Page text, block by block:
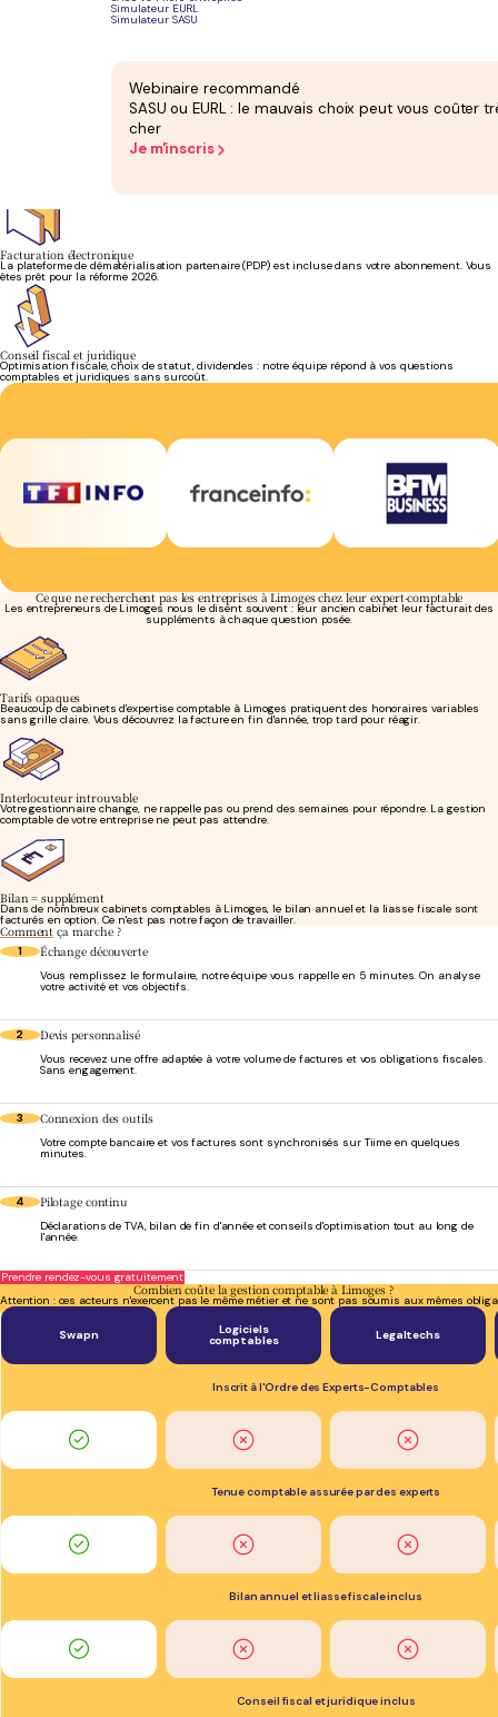
Simulateur EURL
Simulateur SASU
Webinaire recommandé
SASU ou EURL : le mauvais choix peut vous coûter
cher
Je m'inscris
Bilan annuel attesté et liasse fiscale inclus dans votre abonnement. Aucun supplément de
Facturation électronique
La plateforme de dématérialisation partenaire (PDP) est incluse dans votre abonnement. Vous
êtes prêt pour la réforme 2026.
Conseil fiscal et juridique
Optimisation fiscale, choix de statut, dividendes : notre équipe répond à vos questions
comptables et juridiques sans surcoût.
Ce que ne recherchent pas les entreprises à Limoges chez leur expert-comptable
Les entrepreneurs de Limoges nous le disent souvent : leur ancien cabinet leur facturait des
suppléments à chaque question posée.
Tarifs opaques
Beaucoup de cabinets d'expertise comptable à Limoges pratiquent des honoraires variables
sans grille claire. Vous découvrez la facture en fin d'année, trop tard pour réagir.
Interlocuteur introuvable
Votre gestionnaire change, ne rappelle pas ou prend des semaines pour répondre. La gestion
comptable de votre entreprise ne peut pas attendre.
Bilan = supplément
Dans de nombreux cabinets comptables à Limoges, le bilan annuel et la liasse fiscale sont
facturés en option. Ce n'est pas notre façon de travailler.
Comment ça marche ?
1 Échange découverte
Vous remplissez le formulaire, notre équipe vous rappelle en 5 minutes. On analyse
votre activité et vos objectifs.
2 Devis personnalisé
Vous recevez une offre adaptée à votre volume de factures et vos obligations fiscales.
Sans engagement.
3 Connexion des outils
Votre compte bancaire et vos factures sont synchronisés sur Tiime en quelques
minutes.
4 Pilotage continu
Déclarations de TVA, bilan de fin d'année et conseils d'optimisation tout au long de
l'année.
Prendre rendez-vous gratuitement
Combien coûte la gestion comptable à Limoges ?
Attention : ces acteurs n'exercent pas le même métier et ne sont pas soumis aux mêmes
Swapn Logiciels
comptables Legaltechs
Inscrit à l'Ordre des Experts-Comptables
Tenue comptable assurée par des experts
Bilan annuel et liasse fiscale inclus
Conseil fiscal et juridique inclus